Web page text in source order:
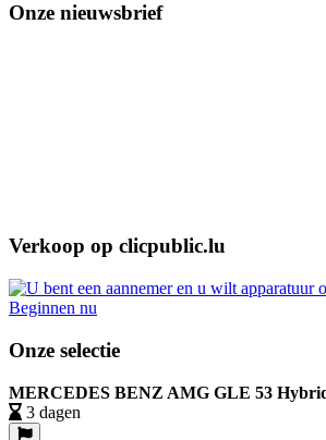
Onze nieuwsbrief
Verkoop op clicpublic.lu
Beginnen nu
Onze selectie
MERCEDES BENZ AMG GLE 53
3 dagen